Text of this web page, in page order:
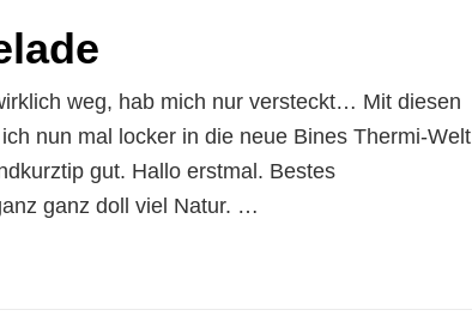
weg, hab mich nur versteckt… Mit diesen
nun mal locker in die neue Bines Thermi-Welt
gut. Hallo erstmal. Bestes
ganz doll viel Natur. …